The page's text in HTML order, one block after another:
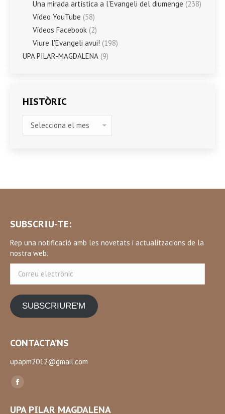
Una mirada artística a l’Evangeli del diumenge (238)
Vídeo YouTube (58)
Vídeos Facebook (2)
Viure l'Evangeli avui! (198)
UPA PILAR-MAGDALENA (9)
HISTÒRIC
SUBSCRIU-TE:
Rep una notificació amb les novetats i actualitzacions de la
nostra web.
electrònic
SUBSCRIURE'M
CONTACTA’NS
upapm2012@gmail.com
Find us on:
Facebook
UPA PILAR MAGDALENA